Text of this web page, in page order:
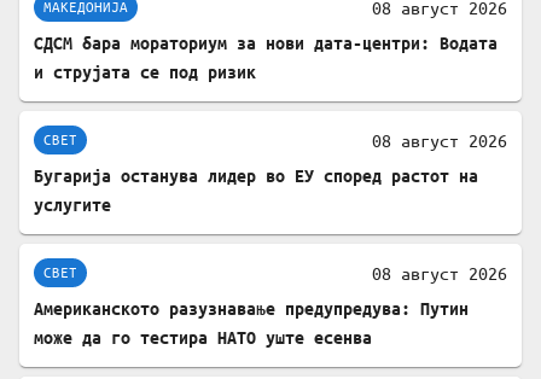
МАКЕДОНИЈА 08 август 2026
СДСМ бара мораториум за нови дата-центри: Водата
и струјата се под ризик
СВЕТ 08 август 2026
Бугарија останува лидер во ЕУ според растот на
услугите
СВЕТ 08 август 2026
Американското разузнавање предупредува: Путин
може да го тестира НАТО уште есенва